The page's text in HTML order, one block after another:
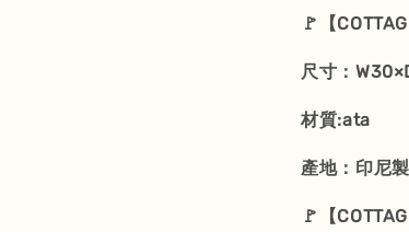
🚩【
尺寸：
材質:ata
產地：印尼製
🚩【